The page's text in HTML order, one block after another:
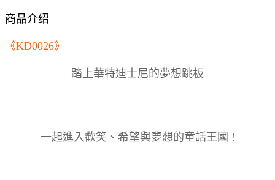
商品介绍
《KD0026》
踏上華特迪士尼的夢想跳板
一起進入歡笑、希望與夢想的童話王國 !